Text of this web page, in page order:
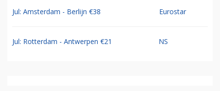
Jul: Amsterdam - Berlijn €38 Eurostar
Jul: Rotterdam - Antwerpen €21 NS